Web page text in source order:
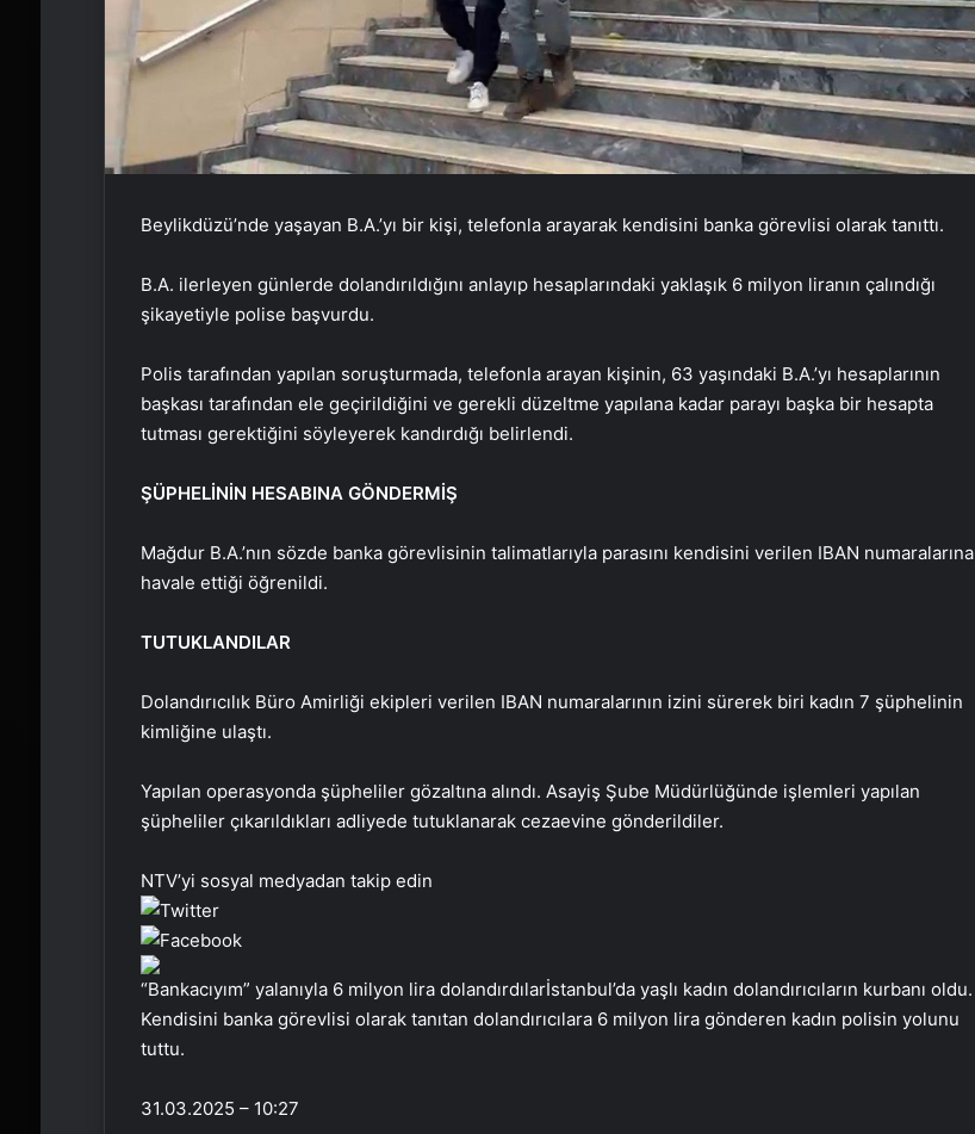
Beylikdüzü’nde yaşayan B.A.’yı bir kişi, telefonla arayarak kendisini banka görevlisi olarak tanıttı.
B.A. ilerleyen günlerde dolandırıldığını anlayıp hesaplarındaki yaklaşık 6 milyon liranın çalındığı
şikayetiyle polise başvurdu.
Polis tarafından yapılan soruşturmada, telefonla arayan kişinin, 63 yaşındaki B.A.’yı hesaplarının
başkası tarafından ele geçirildiğini ve gerekli düzeltme yapılana kadar parayı başka bir hesapta
tutması gerektiğini söyleyerek kandırdığı belirlendi.
ŞÜPHELİNİN HESABINA GÖNDERMİŞ
Mağdur B.A.’nın sözde banka görevlisinin talimatlarıyla parasını kendisini verilen IBAN numaralarına
havale ettiği öğrenildi.
TUTUKLANDILAR
Dolandırıcılık Büro Amirliği ekipleri verilen IBAN numaralarının izini sürerek biri kadın 7 şüphelinin
kimliğine ulaştı.
Yapılan operasyonda şüpheliler gözaltına alındı. Asayiş Şube Müdürlüğünde işlemleri yapılan
şüpheliler çıkarıldıkları adliyede tutuklanarak cezaevine gönderildiler.
NTV’yi sosyal medyadan takip edin
“Bankacıyım” yalanıyla 6 milyon lira dolandırdılarİstanbul’da yaşlı kadın dolandırıcıların kurbanı oldu.
Kendisini banka görevlisi olarak tanıtan dolandırıcılara 6 milyon lira gönderen kadın polisin yolunu
tuttu.
31.03.2025 – 10:27